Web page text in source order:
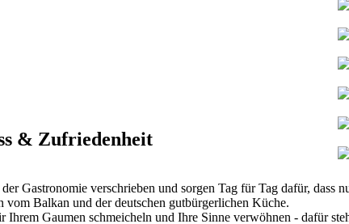
& Zufriedenheit
Gastronomie verschrieben und sorgen Tag für Tag dafür,
vom Balkan und der deutschen gutbürgerlichen Küche.
Gaumen schmeicheln und Ihre Sinne verwöhnen - dafür